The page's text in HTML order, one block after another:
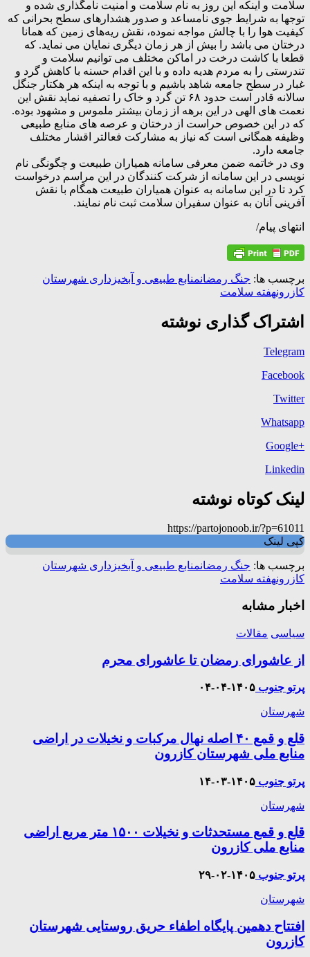
سلامت و اینکه این روز به نام سلامت و امنیت نامگذاری شده و
توجها به شرایط جوی نامساعد و صدور هشدارهای سطح بحرانی که
کیفیت هوا را با چالش مواجه نموده، نقش ریه‌های زمین که همانا
درختان می باشد را بیش از هر زمان دیگری نمایان می نماید. که
قطعا با کاشت درخت در اماکن مختلف می توانیم سلامت و
تندرستی را به مردم هدیه داده و با این اقدام حسنه با کاهش گرد و
غبار در سطح جامعه شاهد باشیم و با توجه به اینکه هر هکتار جنگل
سالانه قادر است حدود ۶۸ تن گرد و خاک را تصفیه نماید نقش این
نعمت های الهی در این برهه از زمان بیشتر ملموس و مشهود بوده.
که در این خصوص حراست از درختان و عرصه های منابع طبیعی
وظیفه همگانی است که نیاز به مشارکت فعالتر اقشار مختلف
جامعه دارد.
وی در خاتمه ضمن معرفی سامانه همیاران طبیعت و چگونگی نام
نویسی در این سامانه از شرکت کنندگان در این مراسم درخواست
کرد تا در این سامانه به عنوان همیاران طبیعت همگام با نقش
آفرینی آنان به عنوان سفیران سلامت ثبت نام نمایند.
انتهای پیام/
برچسب ها: جنگ رمضانمنابع طبیعی و آبخیزداری شهرستان
کازرونهفته سلامت
اشتراک گذاری نوشته
Telegram
Facebook
Twitter
Whatsapp
+Google
Linkedin
لینک کوتاه نوشته
https://partojonoob.ir/?p=61011
کپی لینک
برچسب ها: جنگ رمضانمنابع طبیعی و آبخیزداری شهرستان
کازرونهفته سلامت
اخبار مشابه
سیاسی مقالات
از عاشورای رمضان تا عاشورای محرم
پرتو جنوب ۱۴۰۵-۰۴-۰۴
شهرستان
قلع و قمع ۴۰ اصله نهال مرکبات و نخیلات در اراضی
منابع ملی شهرستان کازرون
پرتو جنوب ۱۴۰۵-۰۳-۱۴
شهرستان
قلع و قمع مستحدثات و نخیلات ۱۵۰۰ متر مربع اراضی
منابع ملی کازرون
پرتو جنوب ۱۴۰۵-۰۲-۲۹
شهرستان
افتتاح دهمین پایگاه اطفاء حریق روستایی شهرستان
کازرون